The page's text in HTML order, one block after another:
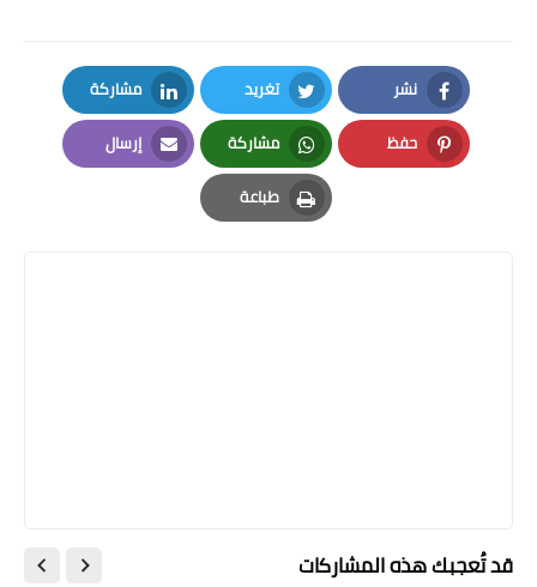
نشر
Facebook
تغريد
Twitter
مشاركة
LinkedIn
حفظ
Pinterest
مشاركة
Whatsapp
إرسال
Email
طباعة
Print
قد تُعجبك هذه المشاركات